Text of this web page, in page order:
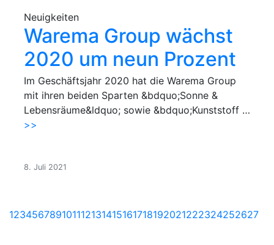
Neuigkeiten
Warema Group wächst
2020 um neun Prozent
Im Geschäftsjahr 2020 hat die Warema Group
mit ihren beiden Sparten &bdquo;Sonne &
Lebensräume&ldquo; sowie &bdquo;Kunststoff …
>>
8. Juli 2021
123456789101112131415161718192021222324252627